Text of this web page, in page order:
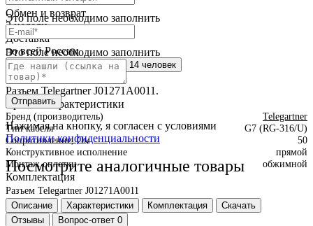
Это поле необходимо заполнить
Это поле необходимо заполнить
Отправить
Нажимая на кнопку, я согласен с условиями
Политики конфиденциальности
Посмотрите аналогичные товары
Обмен и возврат
2 недели
Доставка
по всей России
Сейчас этот товарсмотрят 14 человек
Краткое описание
Разъем Telegartner J01271A0011.
Краткие характеристики
Бренд (производитель)
Telegartner
Тип кабеля
G7 (RG-316/U)
Сопротивление, Ом
50
Конструктивное исполнение
прямой
Монтаж оплетки
обжимной
Комплектация
Разъем Telegartner J01271A0011
Описание
Характеристики Комплектация
Скачать
Отзывы
Вопрос-ответ 0